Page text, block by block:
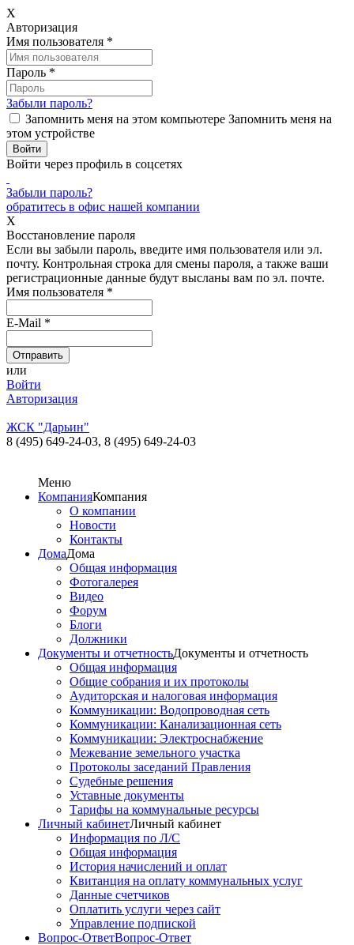
X
Авторизация
Имя пользователя *
Пароль *
Забыли пароль?
Запомнить меня на этом компьютере Запомнить меня на
этом устройстве
Войти через профиль в соцсетях
Забыли пароль?
обратитесь в офис нашей компании
X
Восстановление пароля
Если вы забыли пароль, введите имя пользователя или эл.
почту. Контрольная строка для смены пароля, а также ваши
регистрационные данные будут высланы вам по эл. почте.
Имя пользователя *
E-Mail *
или
Войти
Авторизация
ЖСК "Дарьин"
8 (495) 649-24-03, 8 (495) 649-24-03
Меню
КомпанияКомпания
О компании
Новости
Контакты
ДомаДома
Общая информация
Фотогалерея
Видео
Форум
Блоги
Должники
Документы и отчетностьДокументы и отчетность
Общая информация
Общие собрания и их протоколы
Аудиторская и налоговая информация
Коммуникации: Водопроводная сеть
Коммуникации: Канализационная сеть
Коммуникации: Электроснабжение
Межевание земельного участка
Протоколы заседаний Правления
Судебные решения
Уставные документы
Тарифы на коммунальные ресурсы
Личный кабинетЛичный кабинет
Информация по Л/С
Общая информация
История начислений и оплат
Квитанция на оплату коммунальных услуг
Данные счетчиков
Оплатить услуги через сайт
Управление подпиской
Вопрос-ОтветВопрос-Ответ